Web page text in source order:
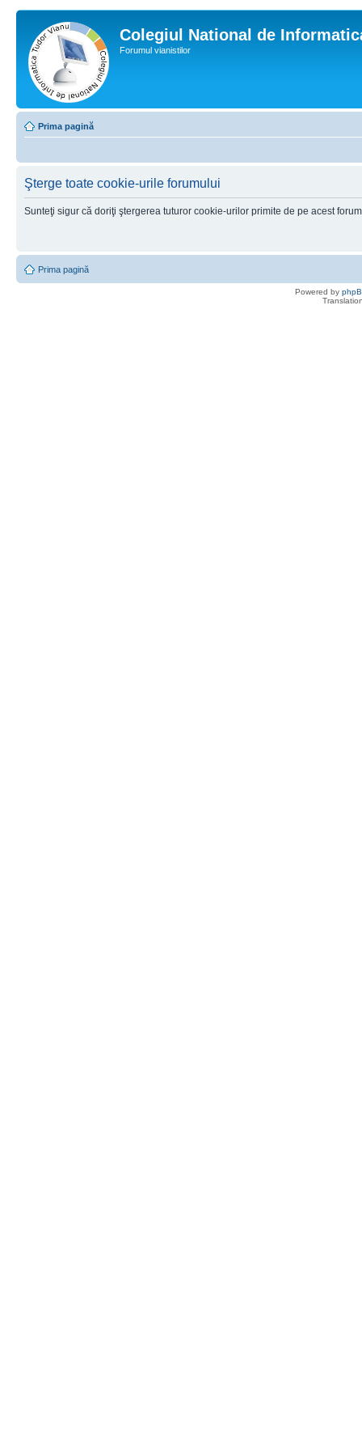
Colegiul National de
Forumul vianistilor
Prima pagină
Şterge toate cookie-urile forumului
Sunteţi sigur că doriţi ştergerea tuturor cookie-urilor primite de pe acest
Prima pagină
Powered by